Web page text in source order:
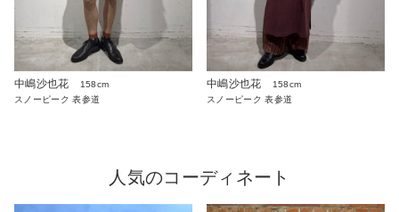
中嶋沙也花
158cm
スノーピーク 表参道
中嶋沙也花
158cm
スノーピーク 表参道
人気のコーディネート